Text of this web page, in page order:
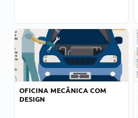
OFICINA MECÂNICA COM
DESIGN